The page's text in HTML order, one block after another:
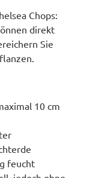
Chops:
direkt
Sie
10 cm
feucht